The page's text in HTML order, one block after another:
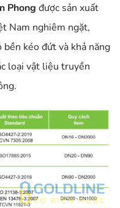
Phong được sản xuất
Nam nghiêm ngặt,
kéo đứt và khả năng
loại vật liệu truyền